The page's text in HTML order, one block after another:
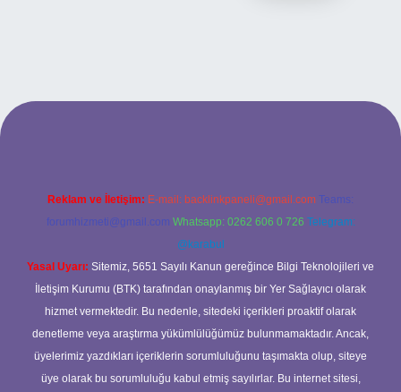
bahis sitesi
Reklam ve İletişim: E-mail: backlinkpaneli@gmail.com Teams:
forumhizmeti@gmail.com Whatsapp: 0262 606 0 726 Telegram:
@karabul
Yasal Uyarı: Sitemiz, 5651 Sayılı Kanun gereğince Bilgi Teknolojileri ve
İletişim Kurumu (BTK) tarafından onaylanmış bir Yer Sağlayıcı olarak
hizmet vermektedir. Bu nedenle, sitedeki içerikleri proaktif olarak
denetleme veya araştırma yükümlülüğümüz bulunmamaktadır. Ancak,
üyelerimiz yazdıkları içeriklerin sorumluluğunu taşımakta olup, siteye
üye olarak bu sorumluluğu kabul etmiş sayılırlar. Bu internet sitesi,